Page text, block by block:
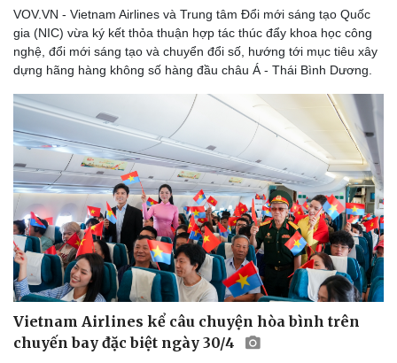
Sức khỏe
Dinh dưỡng - món ngon
Cây thuốc
Sản phụ khoa
Đời sống
Nhà đẹp
Blog
Tình yêu - Gia đình
VOV.VN - Vietnam Airlines và Trung tâm Đổi mới sáng tạo Quốc
gia (NIC) vừa ký kết thỏa thuận hợp tác thúc đẩy khoa học công
nghệ, đổi mới sáng tạo và chuyển đổi số, hướng tới mục tiêu xây
dựng hãng hàng không số hàng đầu châu Á - Thái Bình Dương.
Vietnam Airlines kể câu chuyện hòa bình trên
chuyến bay đặc biệt ngày 30/4